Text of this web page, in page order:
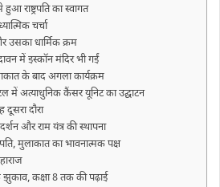
राष्ट्रपति का स्वागत
चर्चा
उसका धार्मिक क्रम
में इस्कॉन मंदिर भी गईं
के बाद अगला कार्यक्रम
में अत्याधुनिक कैंसर यूनिट का उद्घाटन
दूसरा दौरा
और राम यंत्र की स्थापना
मुलाकात का भावनात्मक पक्ष
कक्षा 8 तक की पढ़ाई